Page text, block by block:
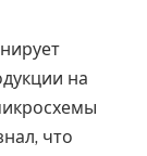
на
что